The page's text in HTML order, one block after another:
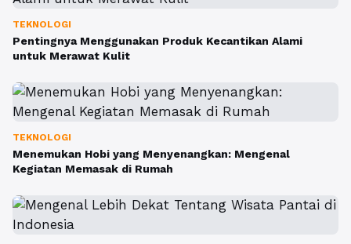
TEKNOLOGI
Pentingnya Menggunakan Produk Kecantikan Alami
untuk Merawat Kulit
TEKNOLOGI
Menemukan Hobi yang Menyenangkan: Mengenal
Kegiatan Memasak di Rumah